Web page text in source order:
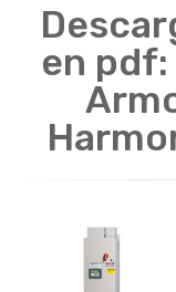
en